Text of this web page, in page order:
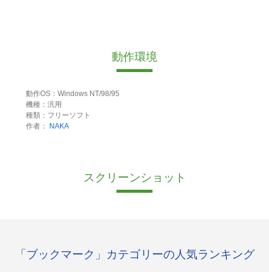
動作環境
動作OS：Windows NT/98/95
機種：汎用
種類：フリーソフト
作者：
NAKA
スクリーンショット
「ブックマーク」カテゴリーの人気ランキング